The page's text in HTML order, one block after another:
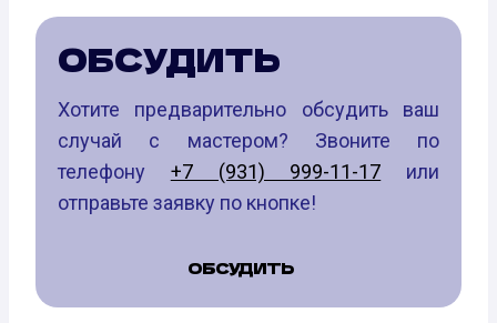
ОБСУДИТЬ
Хотите предварительно обсудить ваш
случай с мастером? Звоните по
телефону +7 (931) 999-11-17 или
отправьте заявку по кнопке!
ОБСУДИТЬ